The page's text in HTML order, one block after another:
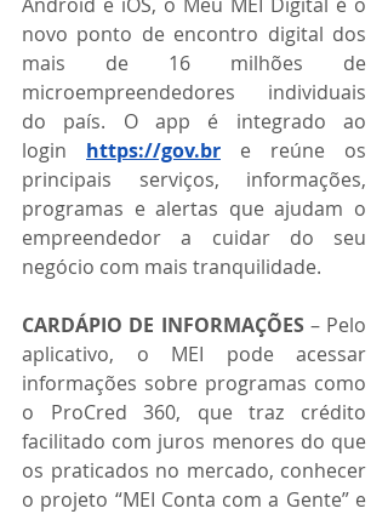
novo ponto de encontro digital dos
mais de 16 milhões de
microempreendedores individuais
do país. O app é integrado ao
login https://gov.br e reúne os
principais serviços, informações,
programas e alertas que ajudam o
empreendedor a cuidar do seu
negócio com mais tranquilidade.
CARDÁPIO DE INFORMAÇÕES – Pelo
aplicativo, o MEI pode acessar
informações sobre programas como
o ProCred 360, que traz crédito
facilitado com juros menores do que
os praticados no mercado, conhecer
o projeto “MEI Conta com a Gente” e